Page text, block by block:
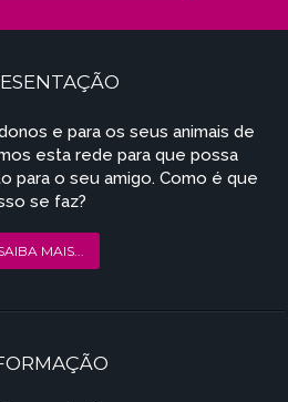
e para os seus animais de
esta rede para que possa
para o seu amigo. Como é que
se faz?
MAIS...